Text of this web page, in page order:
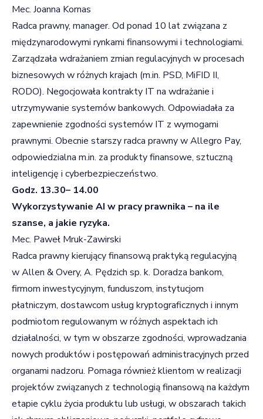
Mec. Joanna Kornas
Radca prawny, manager. Od ponad 10 lat związana z
międzynarodowymi rynkami finansowymi i technologiami.
Zarządzała wdrażaniem zmian regulacyjnych w procesach
biznesowych w różnych krajach (m.in. PSD, MiFID II,
RODO). Negocjowała kontrakty IT na wdrażanie i
utrzymywanie systemów bankowych. Odpowiadała za
zapewnienie zgodności systemów IT z wymogami
prawnymi. Obecnie starszy radca prawny w Allegro Pay,
odpowiedzialna m.in. za produkty finansowe, sztuczną
inteligencję i cyberbezpieczeństwo.
Godz. 13.30– 14.00
Wykorzystywanie AI w pracy prawnika – na ile
szanse, a jakie ryzyka.
Mec. Paweł Mruk-Zawirski
Radca prawny kierujący finansową praktyką regulacyjną
w Allen & Overy, A. Pędzich sp. k. Doradza bankom,
firmom inwestycyjnym, funduszom, instytucjom
płatniczym, dostawcom usług kryptograficznych i innym
podmiotom regulowanym w różnych aspektach ich
działalności, w tym w obszarze zgodności, wprowadzania
nowych produktów i postępowań administracyjnych przed
organami nadzoru. Pomaga również klientom w realizacji
projektów związanych z technologią finansową na każdym
etapie cyklu życia produktu lub usługi, w obszarach takich